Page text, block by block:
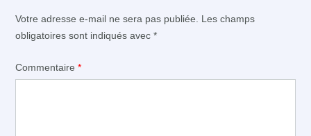
Votre adresse e-mail ne sera pas publiée.
Les champs
obligatoires sont indiqués avec *
Commentaire *